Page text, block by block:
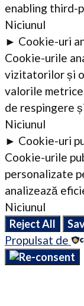
enabling third-
Niciunul
► Cookie-uri
Cookie-urile
vizitatorilor și
valorile
de respingere
Niciunul
► Cookie-uri
Cookie-urile
personalizate
analizează
Niciunul
Reject All
Propulsat de